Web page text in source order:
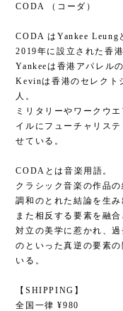
CODA （コーダ）
CODA はYankee Leung
2019年に設立された香
Yankeeは香港アパレル
Kevinは香港のセレクト
人。
ミリタリーやワークウ
イルにフューチャリス
せている。
CODAとは音楽用語。
クラシック音楽の作品
調和のとれた結論を生
また相反する要素を融
対立の美学に惹かれ、
のといった真逆の要素
いる。
【SHIPPING】
全国一律 ¥980